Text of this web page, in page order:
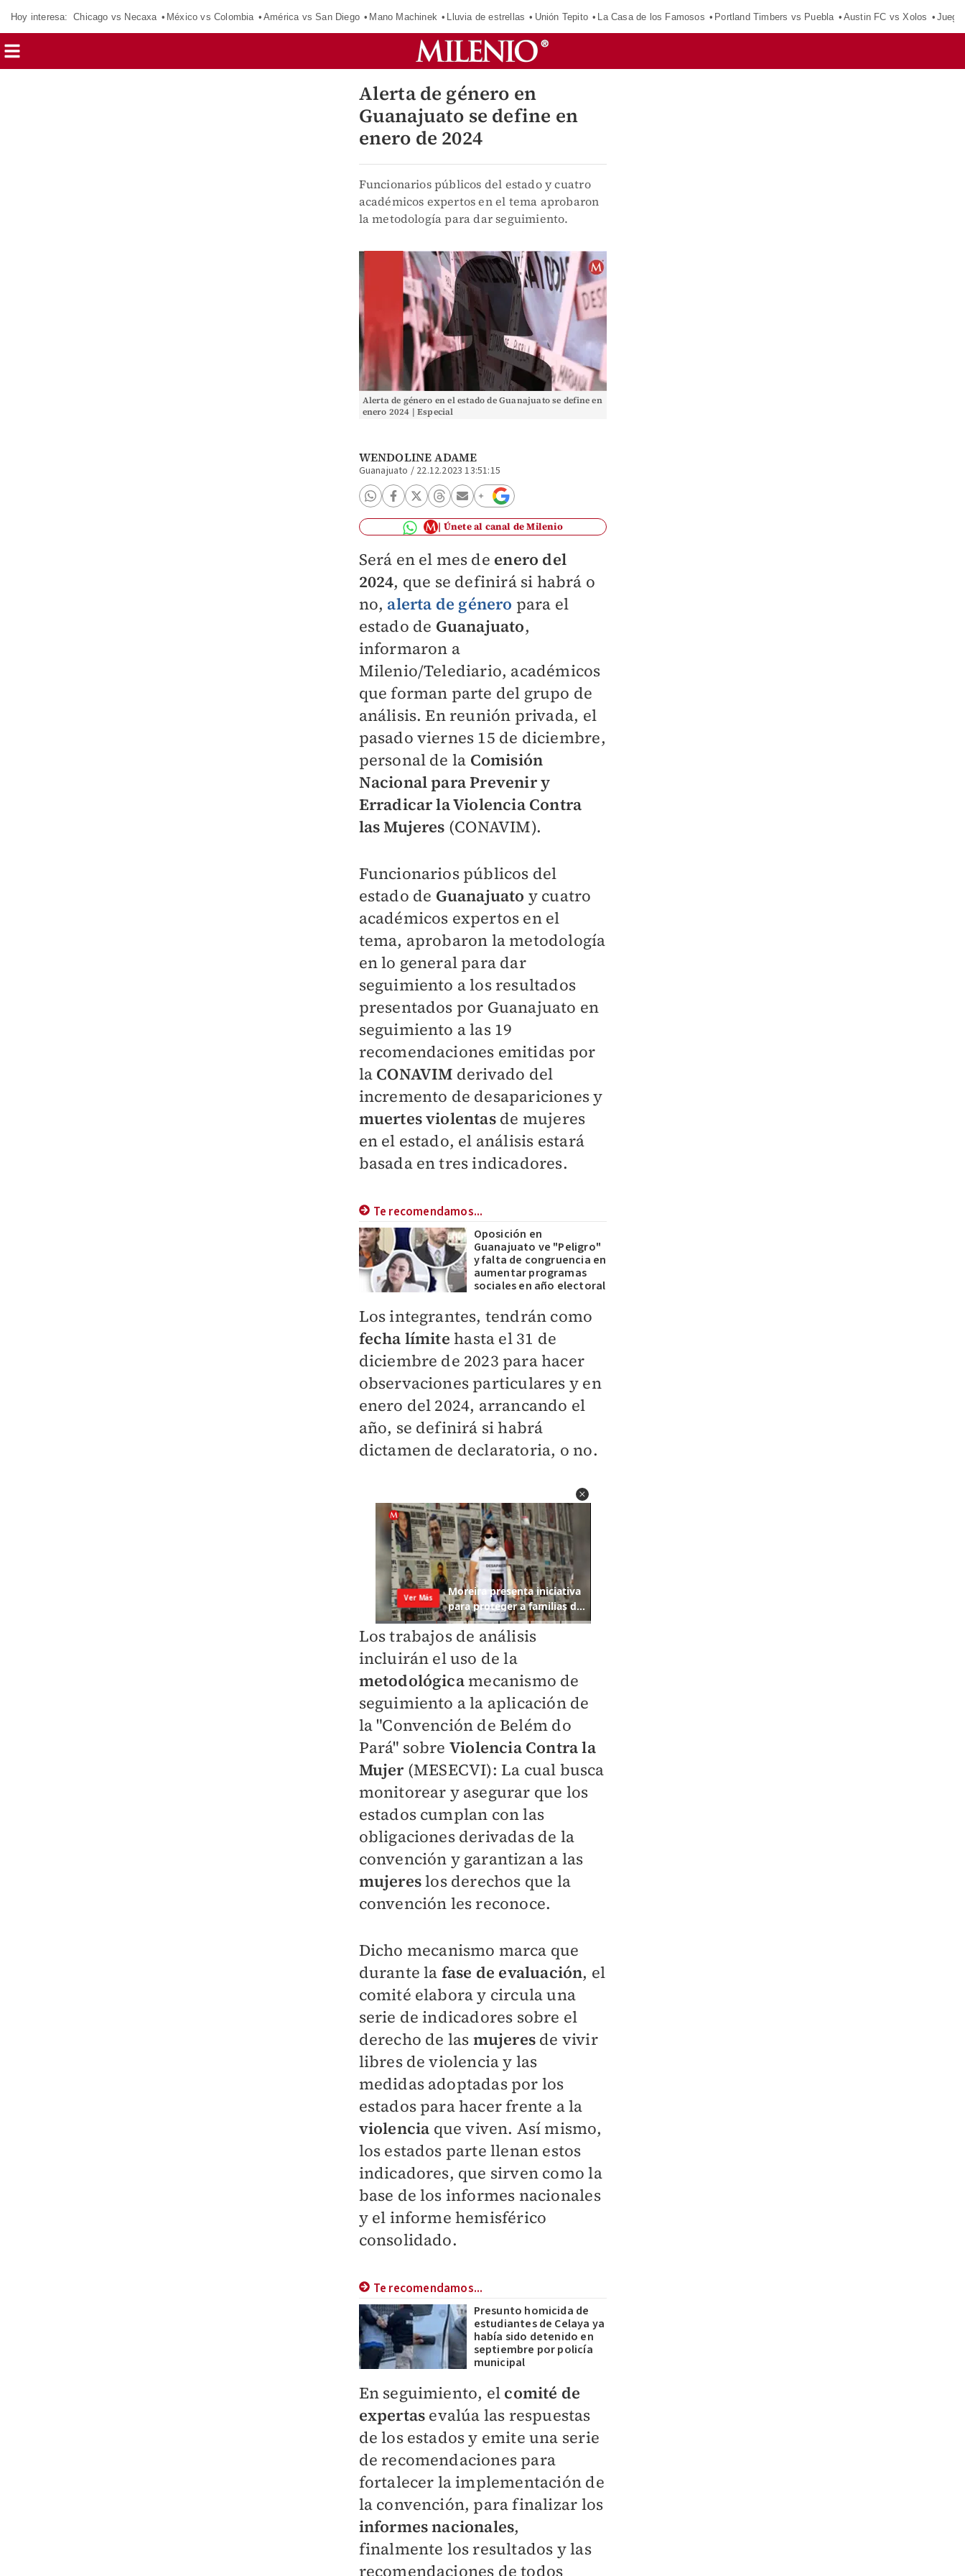
Hoy interesa: Chicago vs Necaxa México vs Colombia América vs San Diego Mano Machinek Lluvia de estrellas Unión Tepito La Casa de los Famosos Portland Timbers vs Puebla Austin FC vs Xolos
Alerta de género en
Guanajuato se define en
enero de 2024
Funcionarios públicos del estado y cuatro
académicos expertos en el tema aprobaron
la metodología para dar seguimiento.
Alerta de género en el estado de Guanajuato se define en
enero 2024 | Especial
WENDOLINE ADAME
Guanajuato / 22.12.2023 13:51:15
Únete al canal de Milenio
Será en el mes de enero del
2024, que se definirá si habrá o
no, alerta de género para el
estado de Guanajuato,
informaron a
Milenio/Telediario, académicos
que forman parte del grupo de
análisis. En reunión privada, el
pasado viernes 15 de diciembre,
personal de la Comisión
Nacional para Prevenir y
Erradicar la Violencia Contra
las Mujeres (CONAVIM).
Funcionarios públicos del
estado de Guanajuato y cuatro
académicos expertos en el
tema, aprobaron la metodología
en lo general para dar
seguimiento a los resultados
presentados por Guanajuato en
seguimiento a las 19
recomendaciones emitidas por
la CONAVIM derivado del
incremento de desapariciones y
muertes violentasde mujeres
en el estado, el análisis estará
basada en tres indicadores.
Te recomendamos...
Oposición en
Guanajuato ve "Peligro"
y falta de congruencia en
aumentar programas
sociales en año electoral
Los integrantes, tendrán como
fecha límite hasta el 31 de
diciembre de 2023 para hacer
observaciones particulares y en
enero del 2024, arrancando el
año, se definirá si habrá
dictamen de declaratoria, o no.
Los trabajos de análisis
incluirán el uso de la
metodológicamecanismo de
seguimiento a la aplicación de
la "Convención de Belém do
Pará" sobre Violencia Contra la
Mujer(MESECVI): La cual busca
monitorear y asegurar que los
estados cumplan con las
obligaciones derivadas de la
convención y garantizan a las
mujereslos derechos que la
convención les reconoce.
Dicho mecanismo marca que
durante la fase de evaluación, el
comité elabora y circula una
serie de indicadores sobre el
derecho de las mujeres de vivir
libres de violencia y las
medidas adoptadas por los
estados para hacer frente a la
violencia que viven. Así mismo,
los estados parte llenan estos
indicadores, que sirven como la
base de los informes nacionales
y el informe hemisférico
consolidado.
Te recomendamos...
Presunto homicida de
estudiantes de Celaya ya
había sido detenido en
septiembre por policía
municipal
En seguimiento, el comité de
expertas evalúa las respuestas
de los estados y emite una serie
de recomendaciones para
fortalecer la implementación de
la convención, para finalizar los
informes nacionales,
finalmente los resultados y las
recomendaciones de todos